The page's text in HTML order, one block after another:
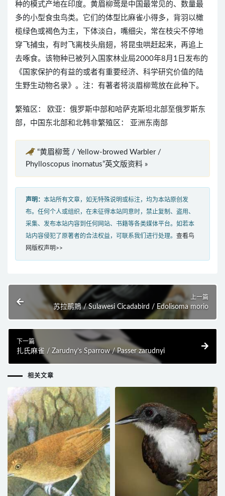
种的模式产地在印度。黄眉柳莺是中国最常见的、数量最
多的小型食虫鸟类。它们的体型比麻雀小得多，背羽以橄
榄绿色或褐色为主，下体淡白，嘴细尖，常在枝尖不停地
穿飞捕虫，有时飞离枝头扇翅，将昆虫哄赶起来，再追上
去啄食。该物种已被列入国家林业局2000年8月1日发布的
《国家保护的有益的或者有重要经济、科学研究价值的陆
生野生动物名录》。注：有著者将淡眉柳莺放在此种下。
繁殖区： 欧亚：俄罗斯中部和哈萨克斯坦北部至俄罗斯东
部，中国东北部和北韩非繁殖区： 亚洲东南部
“黄眉柳莺 / Yellow-browed Warbler /
Phylloscopus inornatus”英文版资料 »
声明： 本站所有文章，如无特殊说明或标注，均为本站原创发
布。任何个人或组织，在未征得本站同意时，禁止复制、盗用、
采集、发布本站内容到任何网站、书籍等各类媒体平台。如若本
站内容侵犯了原著者的合法权益，可联系我们进行处理。 查看鸟
网版权声明>>
上一篇
苏拉鹃鵙 / Sulawesi Cicadabird / Edolisoma morio
下一篇
扎氏麻雀 / Zarudny’s Sparrow / Passer zarudnyi
相关文章